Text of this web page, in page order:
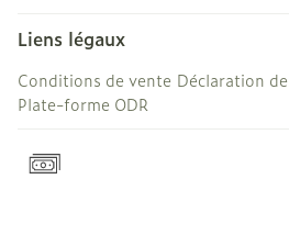
Liens légaux
Conditions de vente Déclaration
Plate-forme ODR